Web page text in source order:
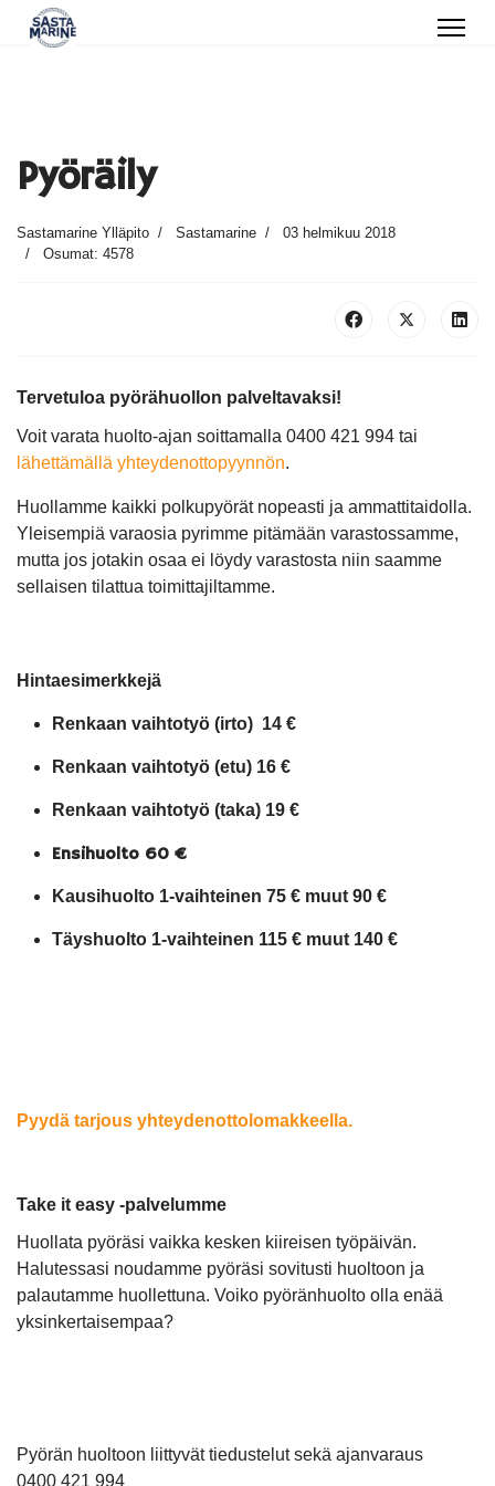
Pyöräily
Sastamarine Ylläpito Sastamarine
03 helmikuu 2018
Osumat: 4578
Tervetuloa pyörähuollon palveltavaksi!
Voit varata huolto-ajan soittamalla 0400 421 994 tai
lähettämällä yhteydenottopyynnön.
Huollamme kaikki polkupyörät nopeasti ja ammattitaidolla.
Yleisempiä varaosia pyrimme pitämään varastossamme,
mutta jos jotakin osaa ei löydy varastosta niin saamme
sellaisen tilattua toimittajiltamme.
Hintaesimerkkejä
Renkaan vaihtotyö (irto) 14 €
Renkaan vaihtotyö (etu) 16 €
Renkaan vaihtotyö (taka) 19 €
Ensihuolto 60 €
Kausihuolto 1-vaihteinen 75 € muut 90 €
Täyshuolto 1-vaihteinen 115 € muut 140 €
Pyydä tarjous yhteydenottolomakkeella.
Take it easy -palvelumme
Huollata pyöräsi vaikka kesken kiireisen työpäivän.
Halutessasi noudamme pyöräsi sovitusti huoltoon ja
palautamme huollettuna. Voiko pyöränhuolto olla enää
yksinkertaisempaa?
Pyörän huoltoon liittyvät tiedustelut sekä ajanvaraus
0400 421 994